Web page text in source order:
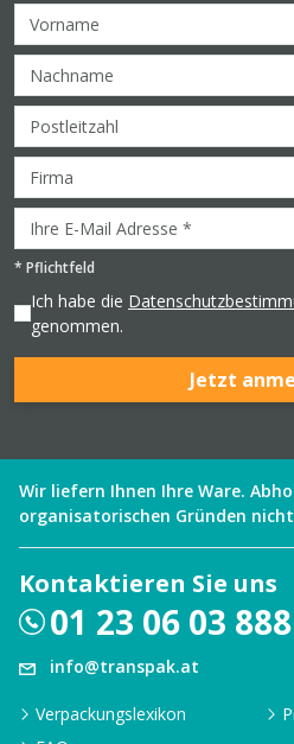
* Pflichtfeld
Ich habe die
genommen.
Jetzt
Wir liefern Ihnen Ihre Ware.
organisatorischen Gründen
Kontaktieren Sie uns
01 23 06 03 888
info@transpak.at
Verpackungslexikon